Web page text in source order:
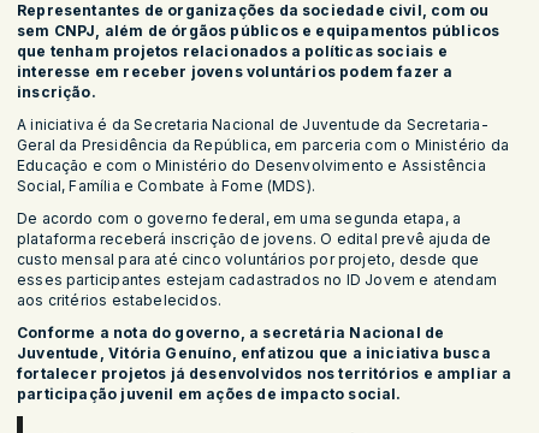
Representantes de organizações da sociedade civil, com ou
sem CNPJ, além de órgãos públicos e equipamentos públicos
que tenham projetos relacionados a políticas sociais e
interesse em receber jovens voluntários podem fazer a
inscrição.
A iniciativa é da Secretaria Nacional de Juventude da Secretaria-
Geral da Presidência da República, em parceria com o Ministério da
Educação e com o Ministério do Desenvolvimento e Assistência
Social, Família e Combate à Fome (MDS).
De acordo com o governo federal, em uma segunda etapa, a
plataforma receberá inscrição de jovens. O edital prevê ajuda de
custo mensal para até cinco voluntários por projeto, desde que
esses participantes estejam cadastrados no ID Jovem e atendam
aos critérios estabelecidos.
Conforme a nota do governo, a secretária Nacional de
Juventude, Vitória Genuíno, enfatizou que a iniciativa busca
fortalecer projetos já desenvolvidos nos territórios e ampliar a
participação juvenil em ações de impacto social.